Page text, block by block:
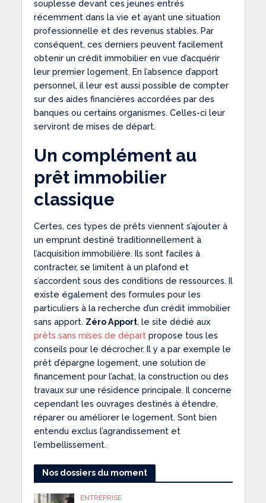
souplesse devant ces jeunes entrés
récemment dans la vie et ayant une situation
professionnelle et des revenus stables. Par
conséquent, ces derniers peuvent facilement
obtenir un crédit immobilier en vue d’acquérir
leur premier logement. En l’absence d’apport
personnel, il leur est aussi possible de compter
sur des aides financières accordées par des
banques ou certains organismes. Celles-ci leur
serviront de mises de départ.
Un complément au
prêt immobilier
classique
Certes, ces types de prêts viennent s’ajouter à
un emprunt destiné traditionnellement à
l’acquisition immobilière. Ils sont faciles à
contracter, se limitent à un plafond et
s’accordent sous des conditions de ressources. Il
existe également des formules pour les
particuliers à la recherche d’un crédit immobilier
sans apport. Zéro Apport, le site dédié aux
prêts sans mises de départpropose tous les
conseils pour le décrocher. Il y a par exemple le
prêt d’épargne logement, une solution de
financement pour l’achat, la construction ou des
travaux sur une résidence principale. Il concerne
cependant les ouvrages destinés à étendre,
réparer ou améliorer le logement. Sont bien
entendu exclus l’agrandissement et
l’embellissement.
Nos dossiers du moment
ENTREPRISE